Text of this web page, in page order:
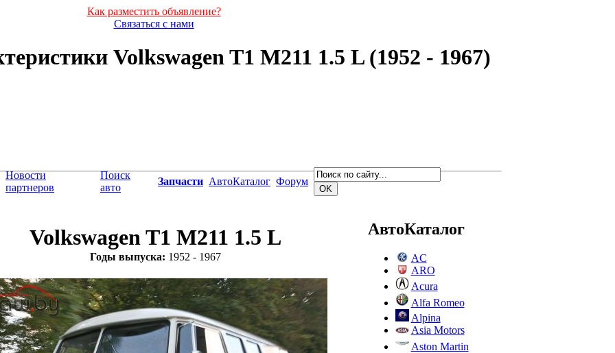
Как разместить объявление?
Связаться с нами
Volkswagen T1 M211 1.5 L (1952 - 1967)
Новости
партнеров
Поиск
авто
Запчасти АвтоКаталог Форум
Volkswagen T1 M211 1.5 L
Годы выпуска: 1952 - 1967
АвтоКаталог
AC
ARO
Acura
Alfa Romeo
Alpina
Asia Motors
Aston Martin